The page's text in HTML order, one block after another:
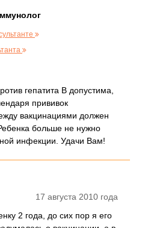
гепатита В допустима,
прививок
вакцинациями должен
больше не нужно
инфекции. Удачи Вам!
17 августа 2010 года
2 года, до сих пор я его